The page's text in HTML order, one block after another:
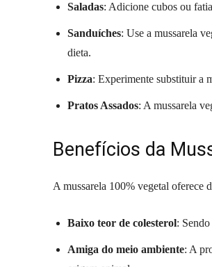
Saladas: Adicione cubos ou
Sanduíches: Use a mussarela
dieta.
Pizza: Experimente substituir a
Pratos Assados: A mussarela
Benefícios da
A mussarela 100% vegetal oferece
Baixo teor de colesterol:
Amiga do meio ambiente: A